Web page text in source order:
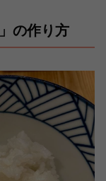
の作り方